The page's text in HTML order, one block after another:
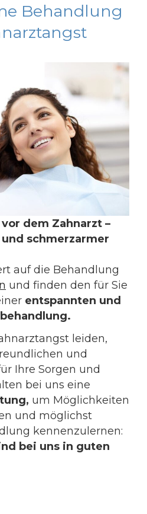
Behandlung
dem Zahnarzt –
schmerzarmer
auf die Behandlung
und finden den für Sie
entspannten und
leiden,
und
Ihre Sorgen und
bei uns eine
um Möglichkeiten
und möglichst
kennenzulernen:
bei uns in guten